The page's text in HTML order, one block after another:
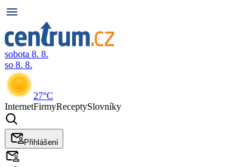
sobota 8. 8.
so 8. 8.
27°C
InternetFirmyReceptySlovníky
Přihlášení